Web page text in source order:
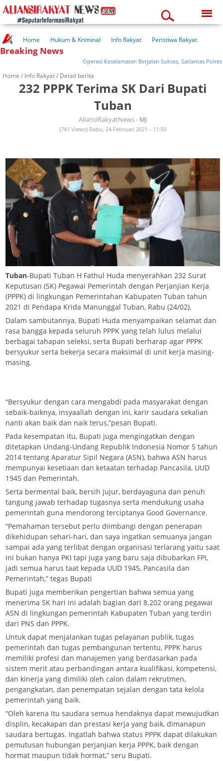
09:04:47 am
Home Hukum & Kriminal Info Rakyat
Peristiwa Rakyat
Kuliner Rakyat
Wisata Rakyat
Kesehatan
Breaking News
Operasi Keselamatan Berjalan Sukses, Satlantas Polres
Home / Info Rakyat/ Detail berita
232 PPPK Terima SK Dari Bupati
Tuban
AliansiRakyatNews - MJ
(741 Views) Rabu, 24 Februari 2021 - 11:50
Tuban-Bupati Tuban H Fathul Huda menyerahkan 232 Surat
Keputusan (SK) Pegawai Pemerintah dengan Perjanjian Kerja
(PPPK) di lingkungan Pemerintahan Kabupaten Tuban tahun
2021 di Pendapa Krida Manunggal Tuban, Rabu (24/02).
Dalam sambutannya, Bupati Huda menyampaikan selamat dan
rasa bangga kepada seluruh PPPK yang telah lulus melalui
berbagai tahapan seleksi, serta Bupati berharap agar PPPK
bersyukur serta bekerja secara maksimal di unit kerja masing-
masing.
“Bersyukur dengan cara mengabdi pada masyarakat dengan
sebaik-baiknya, insyaallah dengan ini, karir saudara sekalian
nanti akan baik dan naik terus,”pesan Bupati.
Pada kesempatan itu, Bupati juga mengingatkan dengan
ditetapkan Undang-Undang Republik Indonesia Nomor 5 tahun
2014 tentang Aparatur Sipil Negara (ASN), bahwa ASN harus
mempunyai kesetiaan dan ketaatan terhadap Pancasila, UUD
1945 dan Pemerintah.
Serta bermental baik, bersih jujur, berdayaguna dan penuh
tangung jawab terhadap tugasnya serta mendukung usaha
pemerintah guna mendorong terciptanya Good Governance.
“Pemahaman tersebut perlu diimbangi dengan penerapan
dikehidupan sehari-hari, dan saya ingatkan semuanya jangan
sampai ada yang terlibat dengan organisasi terlarang yaitu saat
ini bukan hanya PKI tapi juga yang baru saja dibubarkan FPI,
jadi semua harus taat kepada UUD 1945, Pancasila dan
Pemerintah,” tegas Bupati
Bupati juga memberikan pengertian bahwa semua yang
menerima SK hari ini adalah bagian dari 8.202 orang pegawai
ASN di lingkungan pemerintah Kabupaten Tuban yang terdiri
dari PNS dan PPPK.
Untuk dapat menjalankan tugas pelayanan publik, tugas
pemerintah dan tugas pembangunan tertentu, PPPK harus
memiliki profesi dan manajemen yang berdasarkan pada
sistem merit atau perbandingan antara kualifikasi, kompetensi,
dan kinerja yang dimiliki oleh calon dalam rekrutmen,
pengangkatan, dan penempatan sejalan dengan tata kelola
pemerintah yang baik.
“Oleh karena itu saudara semua hendaknya dapat mewujudkan
displin, kecakapan dan prestasi kerja yang baik, dimanapun
saudara bertugas. Ingatlah bahwa status PPPK dapat dilakukan
pemutusan hubungan perjanjian kerja PPPK, baik dengan
hormat maupun tidak hormat,” seru Bupati.